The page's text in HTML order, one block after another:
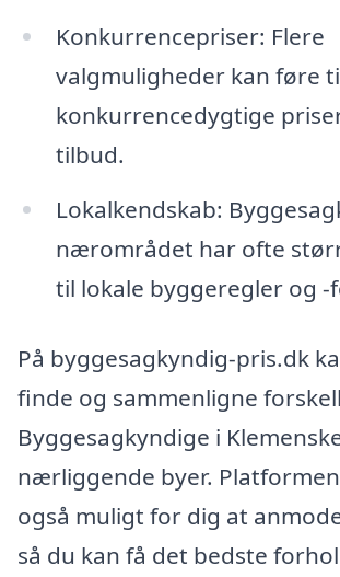
Konkurrencepriser: Flere
valgmuligheder kan føre
konkurrencedygtige
tilbud.
Lokalkendskab:
nærområdet har ofte
til lokale byggeregler og -
På byggesagkyndig-pris.dk
finde og sammenligne
Byggesagkyndige i
nærliggende byer.
også muligt for dig at
så du kan få det bedste